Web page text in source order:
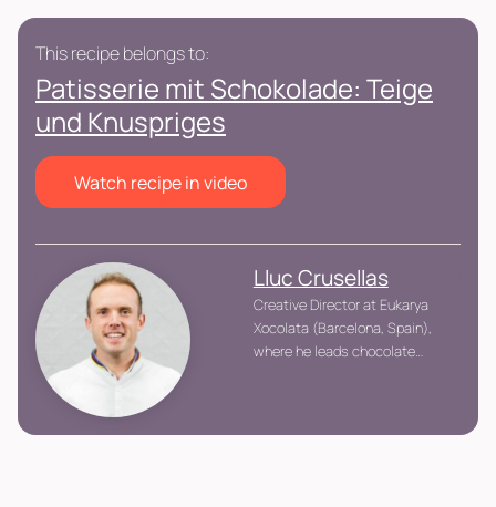
This recipe belongs to:
Patisserie mit Schokolade: Teige
und Knuspriges
Watch recipe in video
Lluc Crusellas
Creative Director at Eukarya
Xocolata (Barcelona, Spain),
where he leads chocolate